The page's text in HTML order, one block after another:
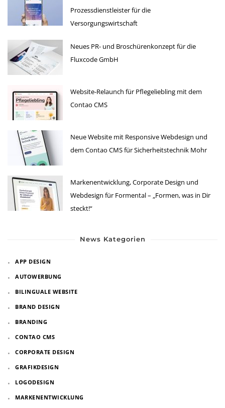
Prozessdienstleister für die
Versorgungswirtschaft
Neues PR- und Broschürenkonzept für die
Fluxcode GmbH
Website-Relaunch für Pflegeliebling mit dem
Contao CMS
Neue Website mit Responsive Webdesign und
dem Contao CMS für Sicherheitstechnik Mohr
Markenentwicklung, Corporate Design und
Webdesign für Formental – „Formen, was in Dir
steckt!“
News Kategorien
APP DESIGN
AUTOWERBUNG
BILINGUALE WEBSITE
BRAND DESIGN
BRANDING
CONTAO CMS
CORPORATE DESIGN
GRAFIKDESIGN
LOGODESIGN
MARKENENTWICKLUNG